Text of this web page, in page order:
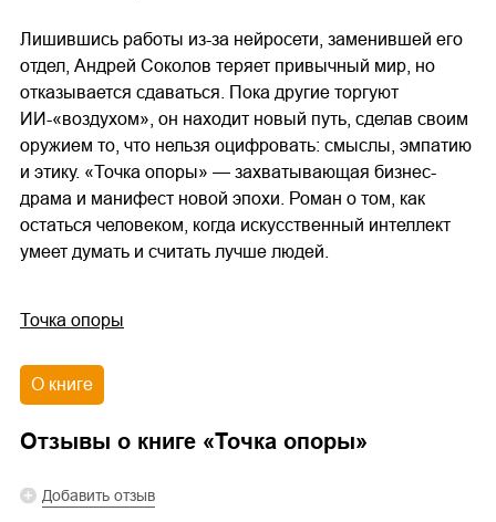
03.mp3 14:00
Лишившись работы из-за нейросети, заменившей его
отдел, Андрей Соколов теряет привычный мир, но
отказывается сдаваться. Пока другие торгуют
ИИ-«воздухом», он находит новый путь, сделав своим
оружием то, что нельзя оцифровать: смыслы, эмпатию
и этику. «Точка опоры» — захватывающая бизнес-
драма и манифест новой эпохи. Роман о том, как
остаться человеком, когда искусственный интеллект
умеет думать и считать лучше людей.
Точка опоры
О книге
Отзывы о книге «Точка опоры»
Добавить отзыв